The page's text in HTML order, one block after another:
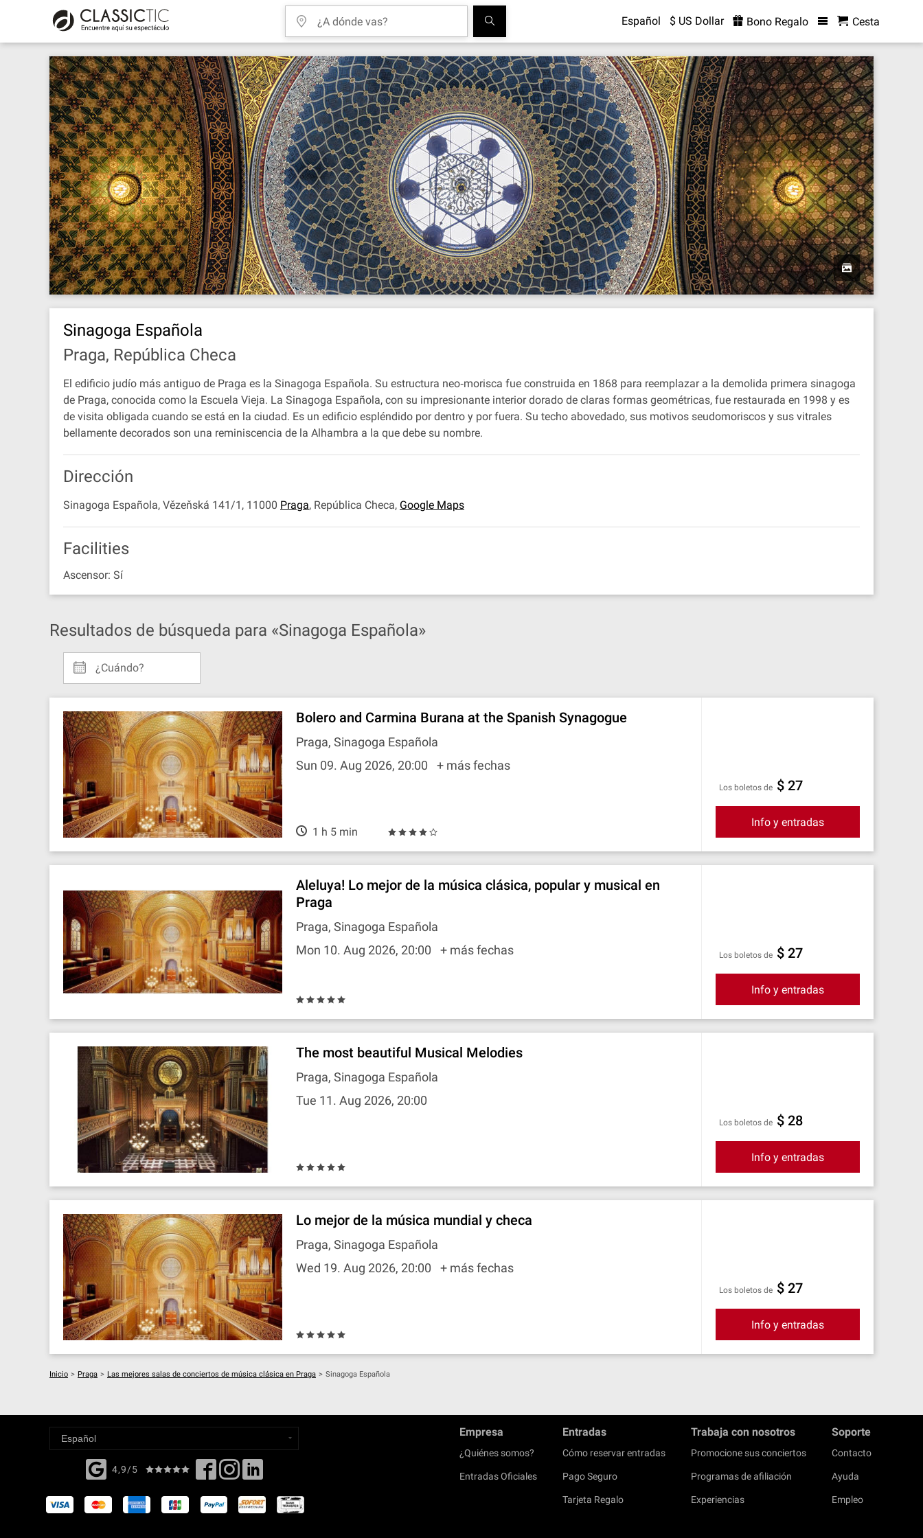
Español $ US Dollar Bono Regalo Cesta
Sinagoga Española
Praga, República Checa
El edificio judío más antiguo de Praga es la Sinagoga Española. Su estructura neo‐morisca fue construida en 1868 para reemplazar a la demolida primera sinagoga
de Praga, conocida como la Escuela Vieja. La Sinagoga Española, con su impresionante interior dorado de claras formas geométricas, fue restaurada en 1998 y es
de visita obligada cuando se está en la ciudad. Es un edificio espléndido por dentro y por fuera. Su techo abovedado, sus motivos seudomoriscos y sus vitrales
bellamente decorados son una reminiscencia de la Alhambra a la que debe su nombre.
Dirección
Sinagoga Española, Vězeňská 141/1, 11000 Praga, República Checa, Google Maps
Facilities
Ascensor: Sí
Resultados de búsqueda para «Sinagoga Española»
¿Cuándo?
Bolero and Carmina Burana at the Spanish Synagogue
Praga, Sinagoga Española
Sun 09. Aug 2026, 20:00
+ más fechas
1 h 5 min
Los boletos de $ 27
Info y entradas
Aleluya! Lo mejor de la música clásica, popular y musical en
Praga
Praga, Sinagoga Española
Mon 10. Aug 2026, 20:00
+ más fechas Los boletos de $ 27
Info y entradas
The most beautiful Musical Melodies
Praga, Sinagoga Española
Tue 11. Aug 2026, 20:00
Los boletos de $ 28
Info y entradas
Lo mejor de la música mundial y checa
Praga, Sinagoga Española
Wed 19. Aug 2026, 20:00
+ más fechas
Los boletos de $ 27
Info y entradas
Inicio > Praga > Las mejores salas de conciertos de música clásica en Praga > Sinagoga Española
4,9/5
Empresa
¿Quiénes somos?
Entradas Oficiales
Entradas
Cómo reservar entradas
Pago Seguro
Tarjeta Regalo
Trabaja con nosotros
Promocione sus conciertos
Programas de afiliación
Experiencias
Soporte
Contacto
Ayuda
Empleo